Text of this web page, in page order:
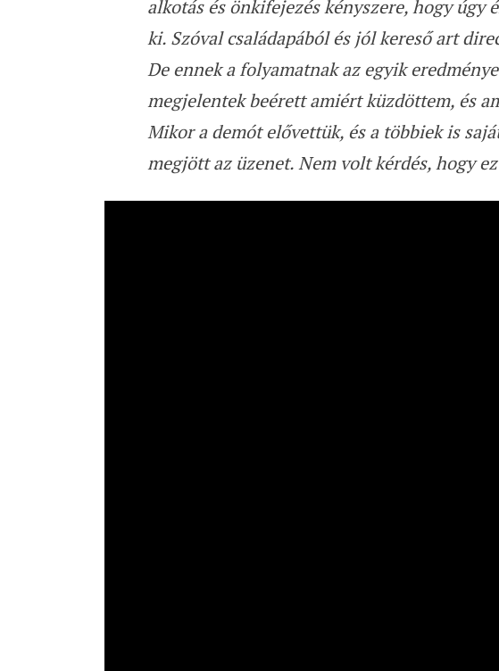
alkotás és önkifejezés kényszere, hogy úgy
ki. Szóval családapából és jól kereső art
De ennek a folyamatnak az egyik
megjelentek beérett amiért küzdöttem, és
Mikor a demót elővettük, és a többiek is
megjött az üzenet. Nem volt kérdés, hogy